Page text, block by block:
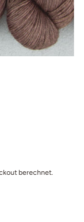
berechnet.